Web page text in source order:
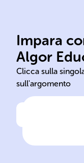
Impara
Algor
Clicca sulla
sull'argomento
Le
______ al
guerre
1815